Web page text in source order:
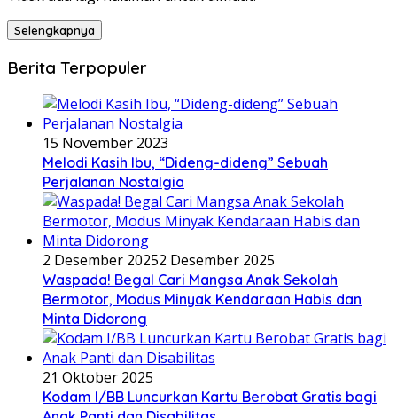
Selengkapnya
Berita Terpopuler
15 November 2023
Melodi Kasih Ibu, “Dideng-dideng” Sebuah
Perjalanan Nostalgia
2 Desember 20252 Desember 2025
Waspada! Begal Cari Mangsa Anak Sekolah
Bermotor, Modus Minyak Kendaraan Habis dan
Minta Didorong
21 Oktober 2025
Kodam I/BB Luncurkan Kartu Berobat Gratis bagi